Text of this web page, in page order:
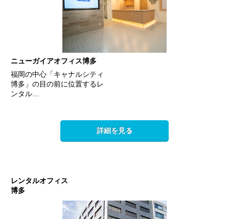
ニューガイアオフィス博多
福岡の中心「キャナルシティ
博多」の目の前に位置するレ
ンタル…
詳細を見る
レンタルオフィス
博多